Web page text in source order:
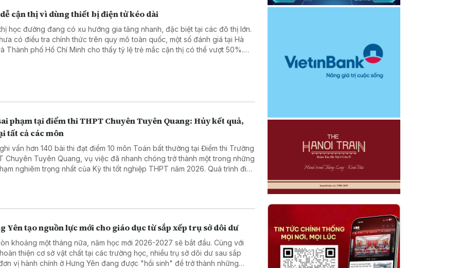
cận thị vì dùng thiết bị điện tử kéo dài
học đường đang có xu hướng gia tăng nhanh, đặc biệt tại các đô thị lớn.
có điều tra chính thức trên quy mô toàn quốc, một số đánh giá tại Hà
Thành phố Hồ Chí Minh cho thấy tỷ lệ trẻ mắc cận thị có thể vượt 50%.
phạm tại điểm thi THPT Chuyên Tuyên Quang: Hủy kết quả,
tất cả các môn
vấn hơn 140 bài thi đạt điểm 10 môn Toán bất thường tại Điểm thi Trường
Chuyên Tuyên Quang, vụ việc đã nhanh chóng trở thành một trong những
nghiêm trọng nhất của Kỳ thi tốt nghiệp THPT năm 2026. Quá trình điều
tại điểm thi này, tổ chức thi lại tất cả các môn, đồng thời triển khai phương
phạm vi cả nước.
Yên tạo nguồn lực mới cho giáo dục từ sắp xếp trụ sở dôi dư
khoảng một tháng nữa, năm học mới 2026-2027 sẽ bắt đầu. Cùng với
thiện cơ sở vật chất tại các trường học, nhiều trụ sở dôi dư sau sắp
vị hành chính ở Hưng Yên đang được "hồi sinh" để trở thành những